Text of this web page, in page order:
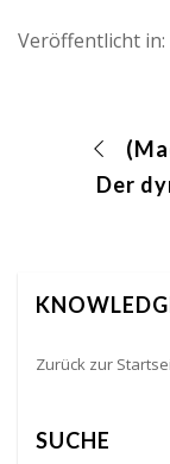
Veröffentlicht in:
Zurück zur
SUCHE